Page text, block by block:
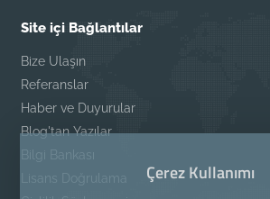
Site içi Bağlantılar
Bize Ulaşın
Referanslar
Haber ve Duyurular
Blog'tan Yazılar
Bilgi Bankası
Lisans Doğrulama
Çerez Kullanımı